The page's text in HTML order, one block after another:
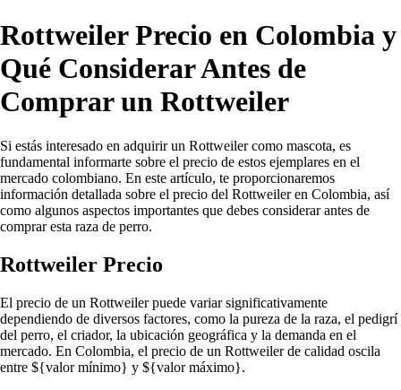
Rottweiler Precio en Colombia y
Qué Considerar Antes de
Comprar un Rottweiler
Si estás interesado en adquirir un Rottweiler como mascota, es
fundamental informarte sobre el precio de estos ejemplares en el
mercado colombiano. En este artículo, te proporcionaremos
información detallada sobre el precio del Rottweiler en Colombia, así
como algunos aspectos importantes que debes considerar antes de
comprar esta raza de perro.
Rottweiler Precio
El precio de un Rottweiler puede variar significativamente
dependiendo de diversos factores, como la pureza de la raza, el pedigrí
del perro, el criador, la ubicación geográfica y la demanda en el
mercado. En Colombia, el precio de un Rottweiler de calidad oscila
entre ${valor mínimo} y ${valor máximo}.